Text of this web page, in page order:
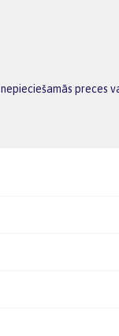
nepieciešamās preces